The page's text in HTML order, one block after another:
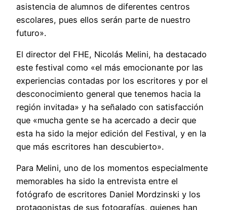
asistencia de alumnos de diferentes centros
escolares, pues ellos serán parte de nuestro
futuro».
El director del FHE, Nicolás Melini, ha destacado
este festival como «el más emocionante por las
experiencias contadas por los escritores y por el
desconocimiento general que tenemos hacia la
región invitada» y ha señalado con satisfacción
que «mucha gente se ha acercado a decir que
esta ha sido la mejor edición del Festival, y en la
que más escritores han descubierto».
Para Melini, uno de los momentos especialmente
memorables ha sido la entrevista entre el
fotógrafo de escritores Daniel Mordzinski y los
protagonistas de sus fotografías, quienes han